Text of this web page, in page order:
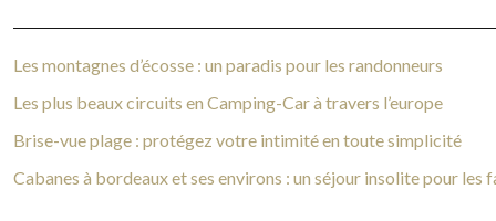
Les montagnes d’écosse : un paradis pour les randonneurs
Les plus beaux circuits en Camping-Car à travers l’europe
Brise-vue plage : protégez votre intimité en toute simplicité
Cabanes à bordeaux et ses environs : un séjour insolite pour les